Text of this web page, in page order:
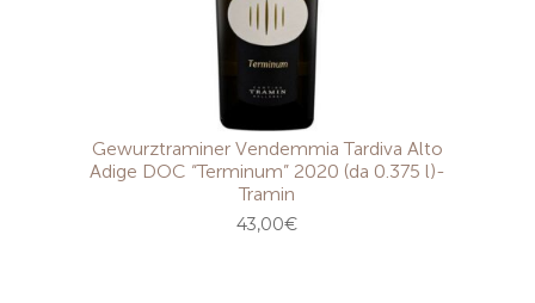
Gewurztraminer Vendemmia Tardiva Alto
Adige DOC “Terminum” 2020 (da 0.375 l)-
Tramin
43,00€